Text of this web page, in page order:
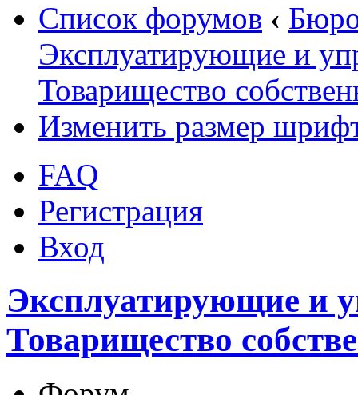
Список форумов ‹
Эксплуатирующие и
Товарищество
Изменить размер
FAQ
Регистрация
Вход
Эксплуатирующие и
Товарищество